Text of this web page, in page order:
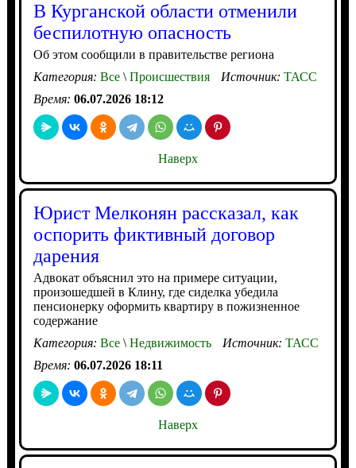
В Курганской области отменили
беспилотную опасность
Об этом сообщили в правительстве региона
Категория: Все\Происшествия Источник: ТАСС
Время: 06.07.2026 18:12
Наверх
Юрист Мелконян рассказал, как
оспорить фиктивный договор
дарения
Адвокат объяснил это на примере ситуации,
произошедшей в Клину, где сиделка убедила
пенсионерку оформить квартиру в пожизненное
содержание
Категория: Все\Недвижимость Источник: ТАСС
Время: 06.07.2026 18:11
Наверх